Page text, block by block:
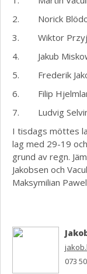
2. Norick
3. Wiktor
4. Jakub
5. Frederik
6. Filip
7. Ludvig
I tisdags möttes
lag med 29-19
grund av regn.
Jakobsen och
Maksymilian
073